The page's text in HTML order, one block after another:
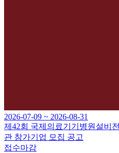
2026-07-09 ~ 2026-08-31
제42회 국제의료기기병원설비
관 참가기업 모집 공고
접수마감